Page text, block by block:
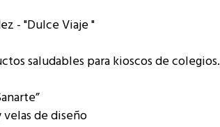
- "Dulce Viaje "
saludables para kioscos de colegios.
de diseño